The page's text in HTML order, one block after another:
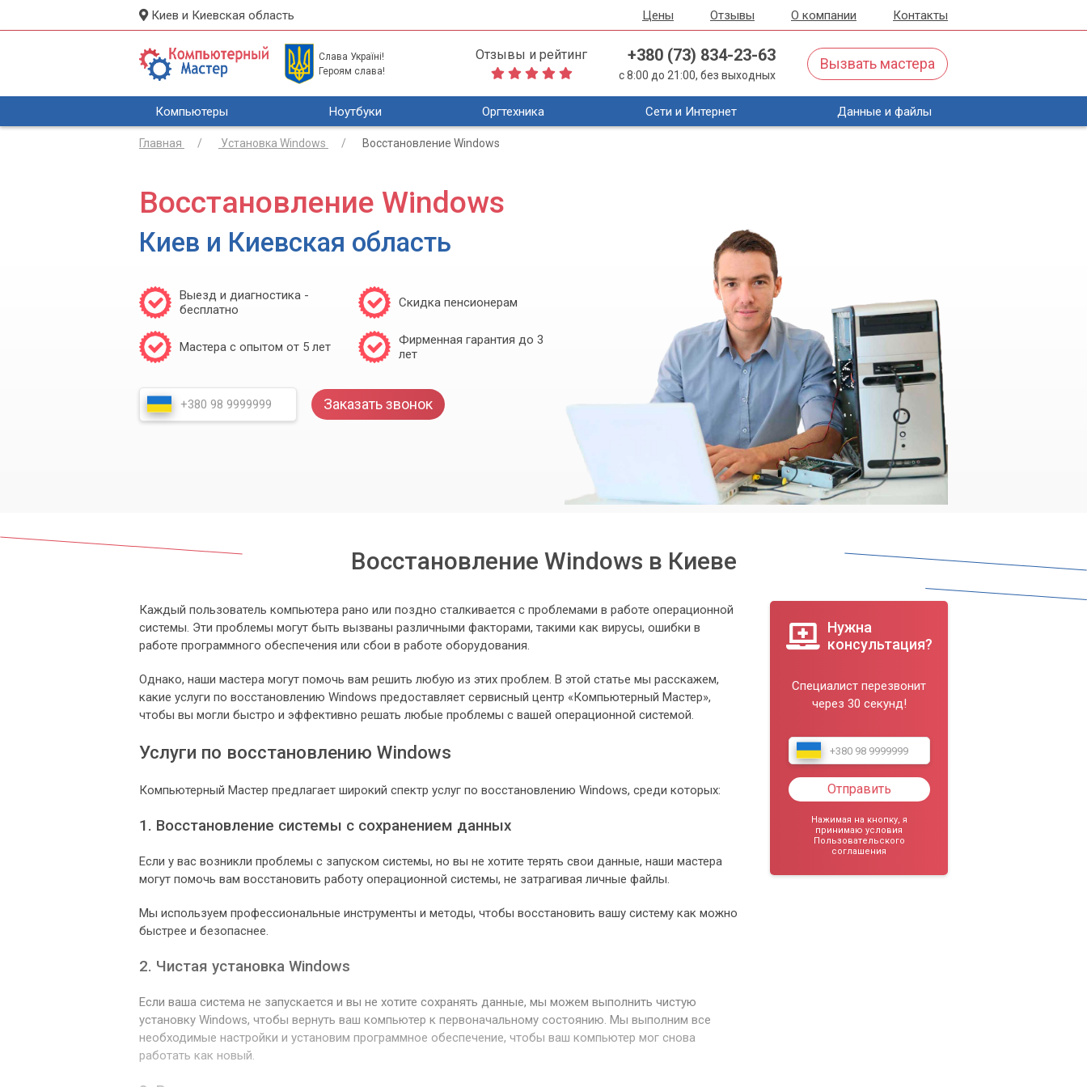
Киев и Киевская область Цены Отзывы О компании Контакты
Слава Україні!
Героям слава!
Отзывы и рейтинг +380 (73) 834-23-63
с 8:00 до 21:00, без выходных
Вызвать мастера
Компьютеры Ноутбуки Оргтехника Сети и Интернет Данные и файлы
Главная Установка Windows Восстановление Windows
Восстановление Windows
Киев и Киевская область
Выезд и диагностика -
бесплатно
Скидка пенсионерам
Мастера с опытом от 5 лет
Фирменная гарантия до 3
лет
Заказать звонок
Восстановление Windows в Киеве
Каждый пользователь компьютера рано или поздно сталкивается с проблемами в работе операционной
системы. Эти проблемы могут быть вызваны различными факторами, такими как вирусы, ошибки в
работе программного обеспечения или сбои в работе оборудования.
Однако, наши мастера могут помочь вам решить любую из этих проблем. В этой статье мы расскажем,
какие услуги по восстановлению Windows предоставляет сервисный центр «Компьютерный Мастер»,
чтобы вы могли быстро и эффективно решать любые проблемы с вашей операционной системой.
Услуги по восстановлению Windows
Компьютерный Мастер предлагает широкий спектр услуг по восстановлению Windows, среди которых:
1. Восстановление системы с сохранением данных
Если у вас возникли проблемы с запуском системы, но вы не хотите терять свои данные, наши мастера
могут помочь вам восстановить работу операционной системы, не затрагивая личные файлы.
Мы используем профессиональные инструменты и методы, чтобы восстановить вашу систему как можно
быстрее и безопаснее.
2. Чистая установка Windows
Если ваша система не запускается и вы не хотите сохранять данные, мы можем выполнить чистую
установку Windows, чтобы вернуть ваш компьютер к первоначальному состоянию. Мы выполним все
необходимые настройки и установим программное обеспечение, чтобы ваш компьютер мог снова
работать как новый.
Нужна
консультация?
Специалист перезвонит
через 30 секунд!
Отправить
Нажимая на кнопку, я
принимаю условия
Пользовательского
соглашения